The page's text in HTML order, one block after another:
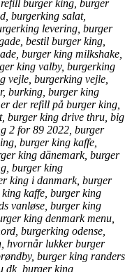
burger king, burger
burgerking salat,
levering, burger
bestil burger king,
burger king milkshake,
king valby, burgerking
vejle, burgerking vejle,
burking, burger king
der refill på burger king,
burger king drive thru, big
2 for 89 2022, burger
burger king kaffe,
king dänemark, burger
burger king
king i danmark, burger
kaffe, burger king
vanløse, burger king
king denmark menu,
burgerking odense,
hvornår lukker burger
burger king randers
dk, burger king